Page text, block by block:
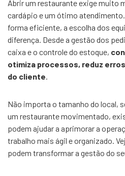
Abrir um restaurante exige muito
cardápio e um ótimo
forma eficiente, a escolha dos
diferença. Desde a gestão dos
caixa e o controle do estoque,
otimiza processos, reduz
do cliente.
Não importa o tamanho do local,
um restaurante movimentado,
podem ajudar a aprimorar a
trabalho mais ágil e organizado.
podem transformar a gestão do